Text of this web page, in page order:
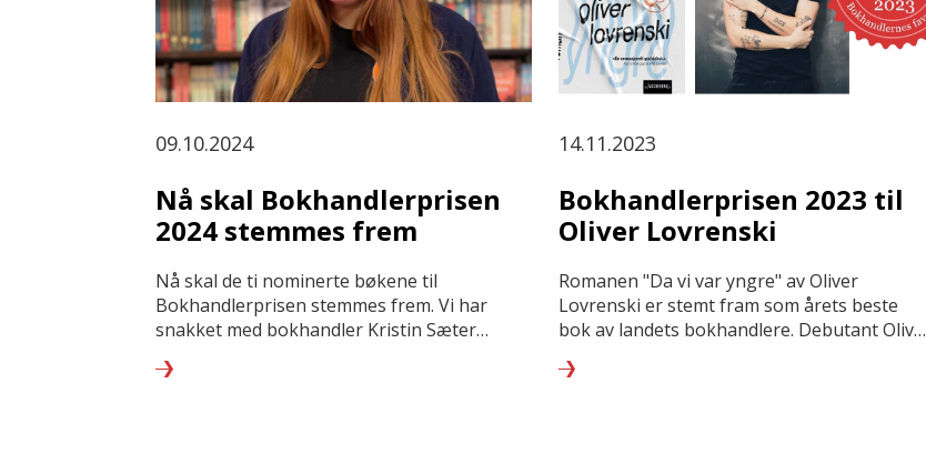
09.10.2024
Nå skal Bokhandlerprisen
2024 stemmes frem
Nå skal de ti nominerte bøkene til
Bokhandlerprisen stemmes frem. Vi har
snakket med bokhandler Kristin Sæter
tror og håper vi kommer til å se på
14.11.2023
Bokhandlerprisen 2023 til
Oliver Lovrenski
Romanen "Da vi var yngre" av Oliver
Lovrenski er stemt fram som årets beste
bok av landets bokhandlere. Debutant Oliver
Bokhandlerprisen.